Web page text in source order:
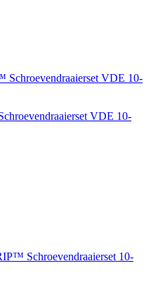
VDE 10-